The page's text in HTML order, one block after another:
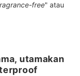
free" atau
utamakan